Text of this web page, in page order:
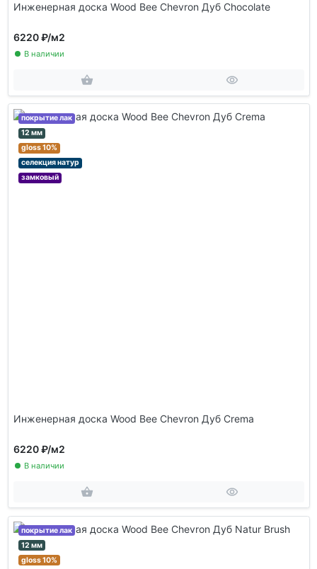
Инженерная доска Wood Bee Chevron Дуб Chocolate
6220 ₽/м2
В наличии
покрытие лак
12 мм
gloss 10%
селекция натур
замковый
Инженерная доска Wood Bee Chevron Дуб Crema
6220 ₽/м2
В наличии
покрытие лак
12 мм
gloss 10%